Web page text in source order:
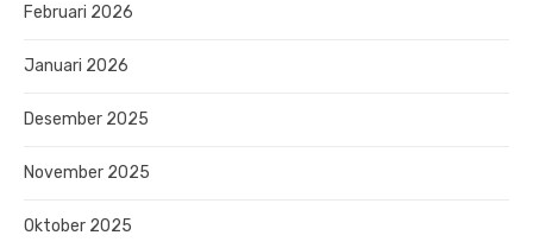
Februari 2026
Januari 2026
Desember 2025
November 2025
Oktober 2025